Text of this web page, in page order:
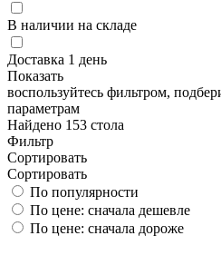
В наличии на складе
Доставка 1 день
Показать
воспользуйтесь фильтром,
параметрам
Найдено 153 стола
Фильтр
Сортировать
Сортировать
По популярности
По цене: сначала дешевле
По цене: сначала дороже